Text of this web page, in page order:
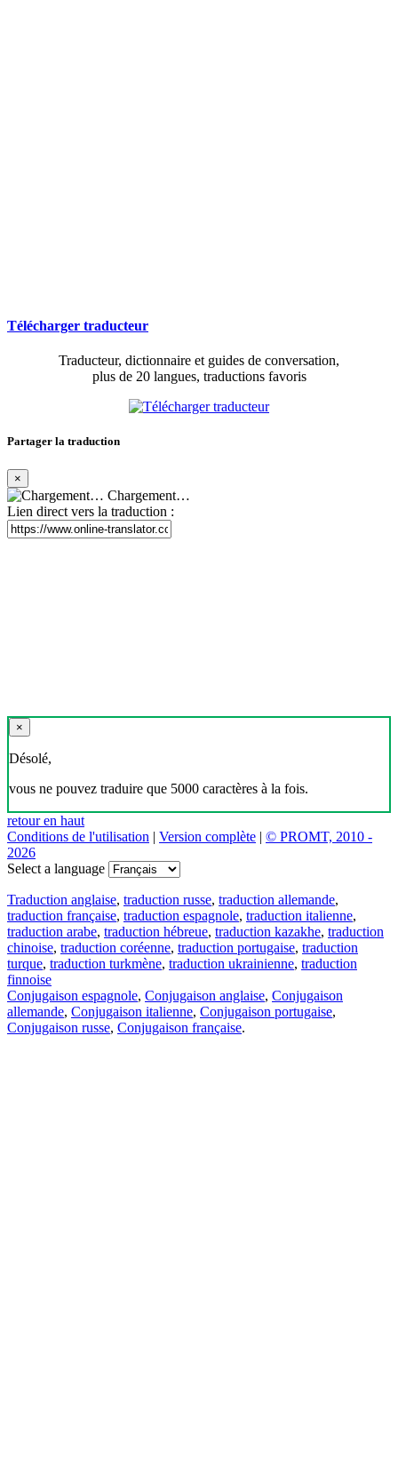
Télécharger traducteur
Traducteur, dictionnaire et guides de conversation,
plus de 20 langues, traductions favoris
Partager la traduction
×
Chargement…
Lien direct vers la traduction :
×
Désolé,
vous ne pouvez traduire que 5000 caractères à la fois.
retour en haut
Conditions de l'utilisation | Version complète | © PROMT, 2010 -
2026
Select a language
Traduction anglaise, traduction russe, traduction allemande,
traduction française, traduction espagnole, traduction italienne,
traduction arabe, traduction hébreue, traduction kazakhe, traduction
chinoise, traduction coréenne, traduction portugaise, traduction
turque, traduction turkmène, traduction ukrainienne, traduction
finnoise
Conjugaison espagnole, Conjugaison anglaise, Conjugaison
allemande, Conjugaison italienne, Conjugaison portugaise,
Conjugaison russe, Conjugaison française.